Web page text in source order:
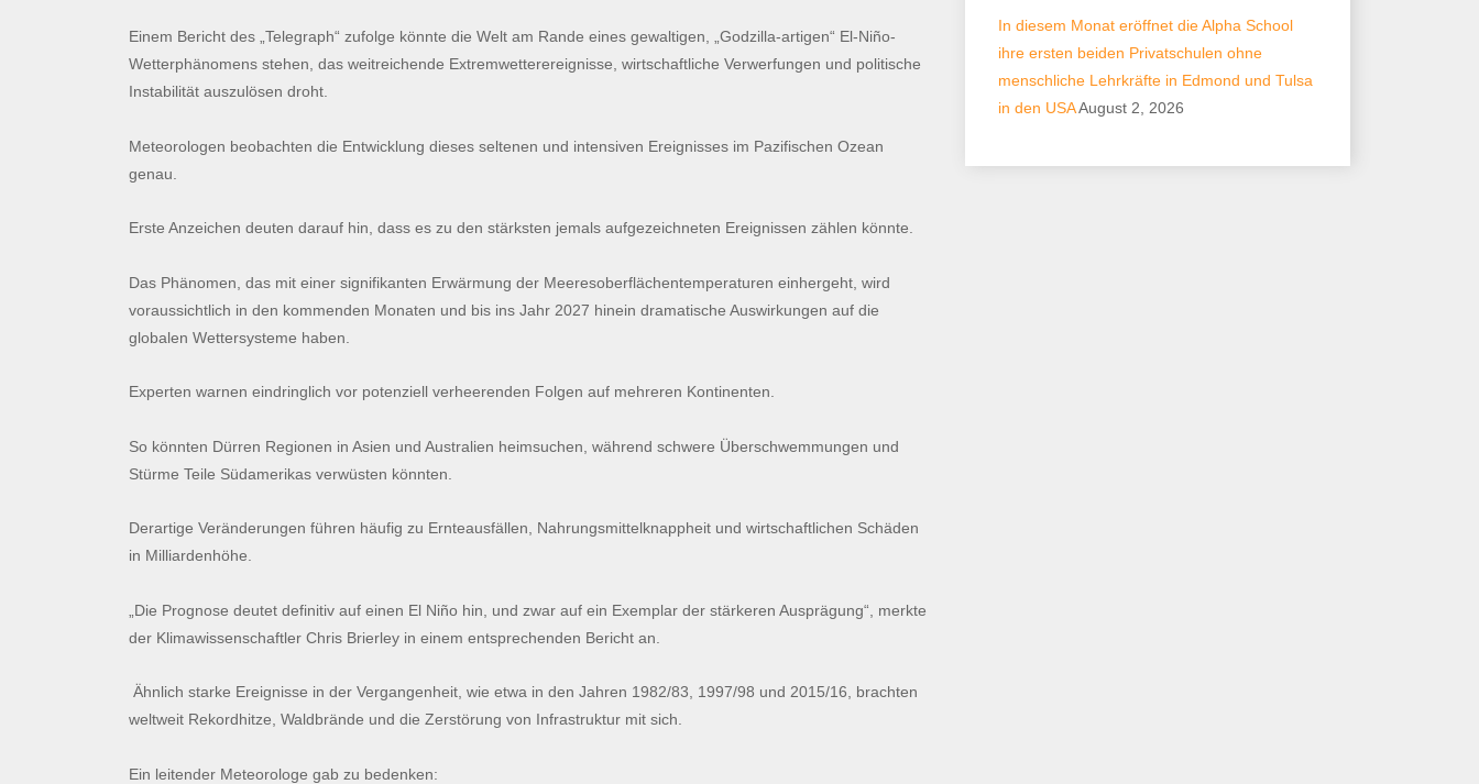
Einem Bericht des „Telegraph“ zufolge könnte die Welt am Rande eines gewaltigen, „Godzilla-artigen“ El-Niño-
Wetterphänomens stehen, das weitreichende Extremwetterereignisse, wirtschaftliche Verwerfungen und politische
Instabilität auszulösen droht.
Meteorologen beobachten die Entwicklung dieses seltenen und intensiven Ereignisses im Pazifischen Ozean
genau.
Erste Anzeichen deuten darauf hin, dass es zu den stärksten jemals aufgezeichneten Ereignissen zählen könnte.
Das Phänomen, das mit einer signifikanten Erwärmung der Meeresoberflächentemperaturen einhergeht, wird
voraussichtlich in den kommenden Monaten und bis ins Jahr 2027 hinein dramatische Auswirkungen auf die
globalen Wettersysteme haben.
Experten warnen eindringlich vor potenziell verheerenden Folgen auf mehreren Kontinenten.
So könnten Dürren Regionen in Asien und Australien heimsuchen, während schwere Überschwemmungen und
Stürme Teile Südamerikas verwüsten könnten.
Derartige Veränderungen führen häufig zu Ernteausfällen, Nahrungsmittelknappheit und wirtschaftlichen Schäden
in Milliardenhöhe.
„Die Prognose deutet definitiv auf einen El Niño hin, und zwar auf ein Exemplar der stärkeren Ausprägung“, merkte
der Klimawissenschaftler Chris Brierley in einem entsprechenden Bericht an.
Ähnlich starke Ereignisse in der Vergangenheit, wie etwa in den Jahren 1982/83, 1997/98 und 2015/16, brachten
weltweit Rekordhitze, Waldbrände und die Zerstörung von Infrastruktur mit sich.
Ein leitender Meteorologe gab zu bedenken:
In diesem Monat eröffnet die Alpha School
ihre ersten beiden Privatschulen ohne
menschliche Lehrkräfte in Edmond und Tulsa
in den USAAugust 2, 2026